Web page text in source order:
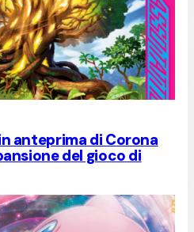
anteprima di Corona
del gioco di